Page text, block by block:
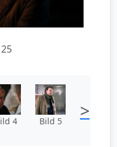
4 Bild 5 >